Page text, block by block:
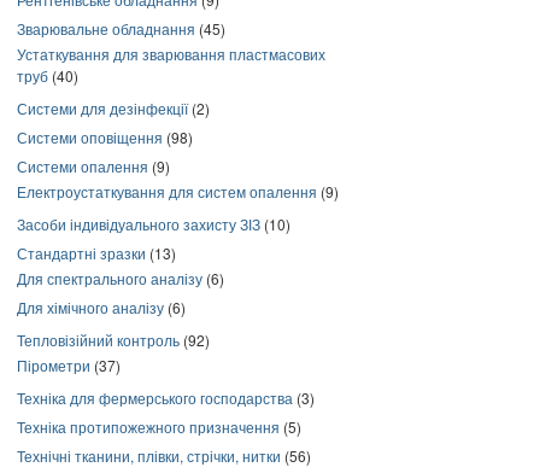
Зварювальне обладнання (45)
Устаткування для зварювання пластмасових
труб (40)
Системи для дезінфекції(2)
Системи оповіщення (98)
Системи опалення (9)
Електроустаткування для систем опалення (9)
Засоби індивідуального захисту ЗІЗ (10)
Стандартні зразки (13)
Для спектрального аналізу (6)
Для хімічного аналізу (6)
Тепловізійний контроль (92)
Пірометри (37)
Техніка для фермерського господарства (3)
Техніка протипожежного призначення (5)
Технічні тканини, плівки, стрічки, нитки (56)